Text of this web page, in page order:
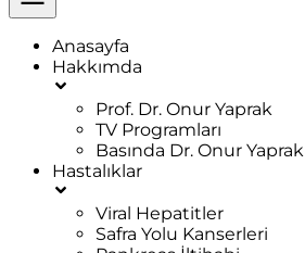
Anasayfa
Hakkımda
Prof. Dr. Onur Yaprak
TV Programları
Basında Dr. Onur Yaprak
Hastalıklar
Viral Hepatitler
Safra Yolu Kanserleri